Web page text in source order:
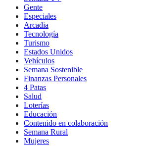
Gente
Especiales
Arcadia
Tecnología
Turismo
Estados Unidos
Vehículos
Semana Sostenible
Finanzas Personales
4 Patas
Salud
Loterías
Educación
Contenido en colaboración
Semana Rural
Mujeres